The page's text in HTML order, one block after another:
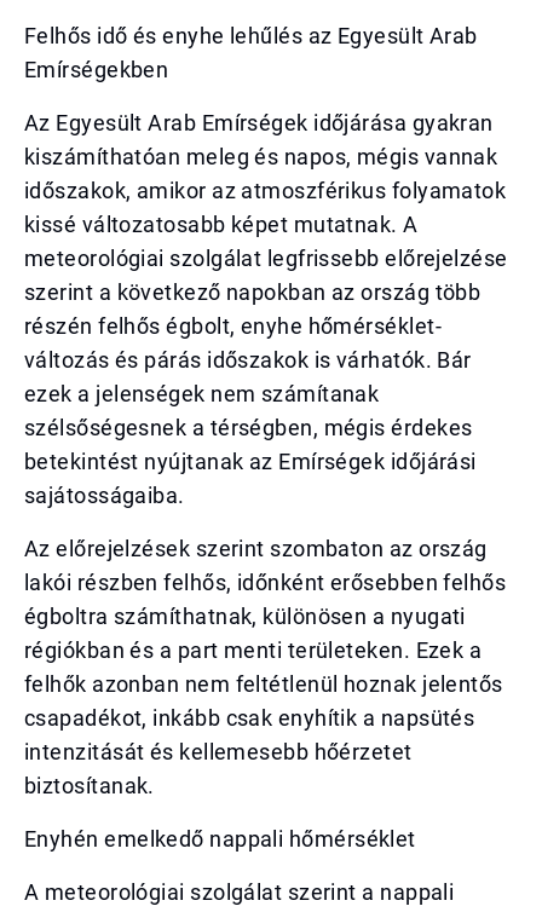
Felhős idő és enyhe lehűlés az Egyesült Arab
Emírségekben
Az Egyesült Arab Emírségek időjárása gyakran
kiszámíthatóan meleg és napos, mégis vannak
időszakok, amikor az atmoszférikus folyamatok
kissé változatosabb képet mutatnak. A
meteorológiai szolgálat legfrissebb előrejelzése
szerint a következő napokban az ország több
részén felhős égbolt, enyhe hőmérséklet-
változás és párás időszakok is várhatók. Bár
ezek a jelenségek nem számítanak
szélsőségesnek a térségben, mégis érdekes
betekintést nyújtanak az Emírségek időjárási
sajátosságaiba.
Az előrejelzések szerint szombaton az ország
lakói részben felhős, időnként erősebben felhős
égboltra számíthatnak, különösen a nyugati
régiókban és a part menti területeken. Ezek a
felhők azonban nem feltétlenül hoznak jelentős
csapadékot, inkább csak enyhítik a napsütés
intenzitását és kellemesebb hőérzetet
biztosítanak.
Enyhén emelkedő nappali hőmérséklet
A meteorológiai szolgálat szerint a nappali